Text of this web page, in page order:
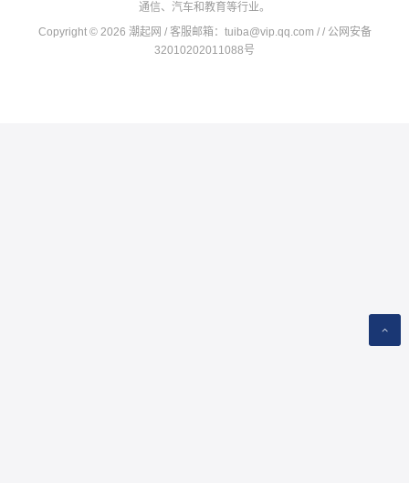
通信、汽车和教育等行业。
Copyright © 2026 潮起网 / 客服邮箱： tuiba@vip.qq.com / / 公网安备
32010202011088号